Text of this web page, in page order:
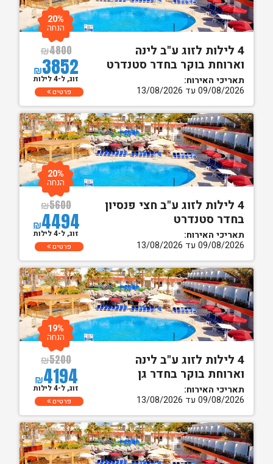
4 לילות לזוג ע"ב לינה
וארוחת בוקר בחדר סטנדרט
תאריכי האירוח:
09/08/2026 עד 13/08/2026
₪4800
₪3852
20%
הנחה
זוג, ל-4 לילות
פרטים
4 לילות לזוג ע"ב חצי פנסיון
בחדר סטנדרט
תאריכי האירוח:
09/08/2026 עד 13/08/2026
₪5600
₪4494
20%
הנחה
זוג, ל-4 לילות
פרטים
4 לילות לזוג ע"ב לינה
וארוחת בוקר בחדר גן
תאריכי האירוח:
09/08/2026 עד 13/08/2026
₪5200
₪4194
19%
הנחה
זוג, ל-4 לילות
פרטים